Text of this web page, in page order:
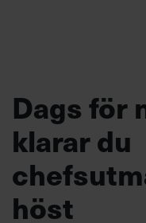
Dags för
klarar du
höst